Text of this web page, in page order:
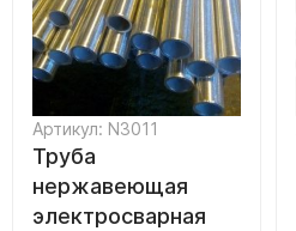
Артикул: N3011
Труба
нержавеющая
электросварная